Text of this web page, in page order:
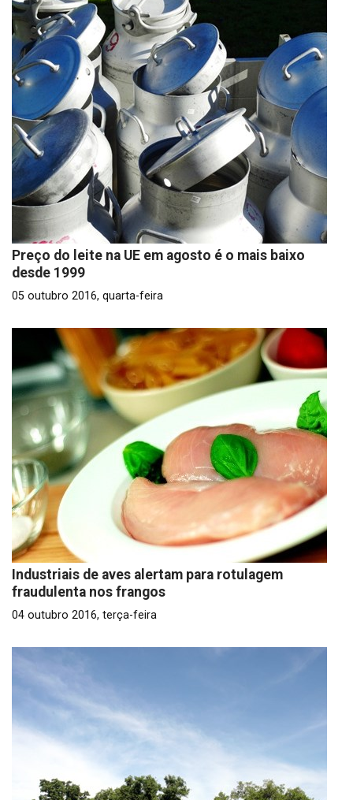
Preço do leite na UE em agosto é o mais baixo
desde 1999
05 outubro 2016, quarta-feira
Industriais de aves alertam para rotulagem
fraudulenta nos frangos
04 outubro 2016, terça-feira